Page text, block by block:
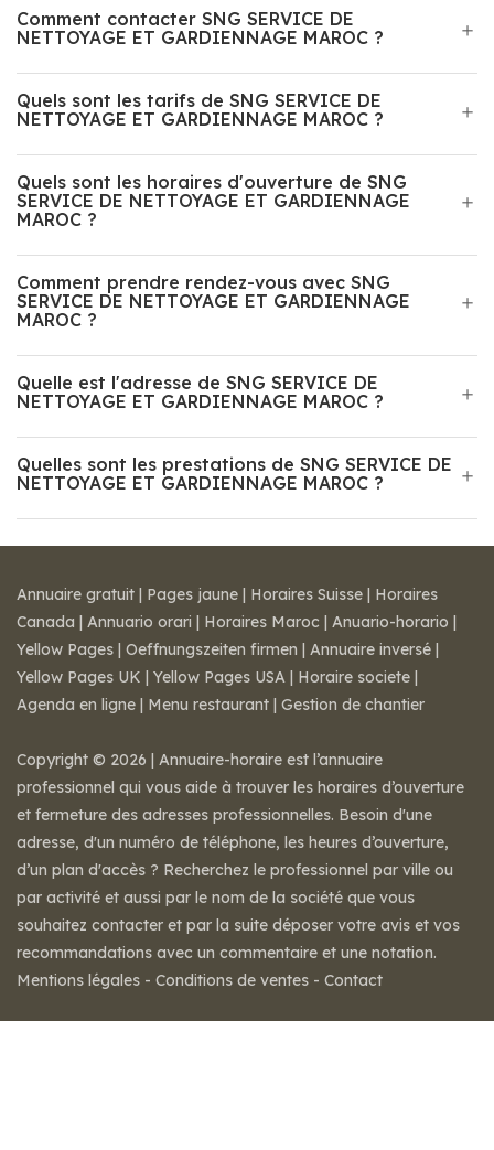
Comment contacter SNG SERVICE DE
NETTOYAGE ET GARDIENNAGE MAROC ?
Quels sont les tarifs de SNG SERVICE DE
NETTOYAGE ET GARDIENNAGE MAROC ?
Quels sont les horaires d'ouverture de SNG
SERVICE DE NETTOYAGE ET GARDIENNAGE
MAROC ?
Comment prendre rendez-vous avec SNG
SERVICE DE NETTOYAGE ET GARDIENNAGE
MAROC ?
Quelle est l'adresse de SNG SERVICE DE
NETTOYAGE ET GARDIENNAGE MAROC ?
Quelles sont les prestations de SNG SERVICE DE
NETTOYAGE ET GARDIENNAGE MAROC ?
Annuaire gratuit | Pages jaune | Horaires Suisse | Horaires
Canada | Annuario orari | Horaires Maroc | Anuario-horario |
Yellow Pages | Oeffnungszeiten firmen | Annuaire inversé |
Yellow Pages UK | Yellow Pages USA | Horaire societe |
Agenda en ligne | Menu restaurant | Gestion de chantier
Copyright © 2026 | Annuaire-horaire est l’annuaire
professionnel qui vous aide à trouver les horaires d’ouverture
et fermeture des adresses professionnelles. Besoin d'une
adresse, d'un numéro de téléphone, les heures d’ouverture,
d’un plan d'accès ? Recherchez le professionnel par ville ou
par activité et aussi par le nom de la société que vous
souhaitez contacter et par la suite déposer votre avis et vos
recommandations avec un commentaire et une notation.
Mentions légales - Conditions de ventes - Contact